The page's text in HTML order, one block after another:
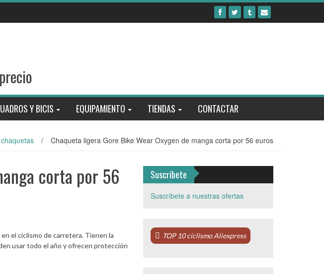
Y BICIS EQUIPAMIENTO TIENDAS CONTACTAR
/ Chaqueta ligera Gore Bike Wear Oxygen de manga corta por 56 euros
corta por 56
el ciclismo de carretera. Tienen la
usar todo el año y ofrecen protección
Suscríbete
Suscríbete a nuestras ofertas
TOP 10 ciclismo Aliexpress